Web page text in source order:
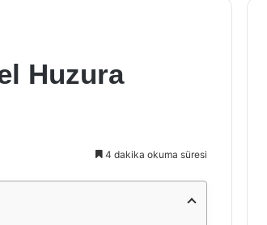
Huzura
4 dakika okuma süresi